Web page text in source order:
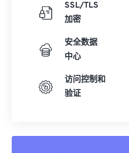
SSL/TLS
加密
安全数据
中心
访问控制和
验证